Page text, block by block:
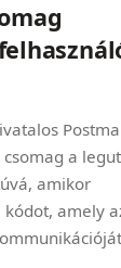
a
amikor
amely